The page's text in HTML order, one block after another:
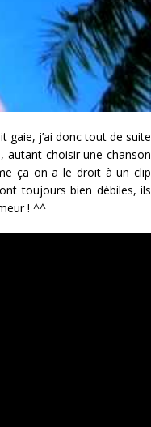
gaie, j’ai donc tout de suite
autant choisir une chanson
ça on a le droit à un clip
toujours bien débiles, ils
! ^^